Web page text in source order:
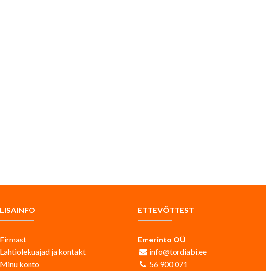
LISAINFO
Firmast
Lahtiolekuajad ja kontakt
Minu konto
ETTEVÕTTEST
Emerinto OÜ
info@tordiabi.ee
56 900 071